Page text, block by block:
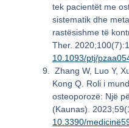
tek pacientët me
sistematik dhe
rastësishme të
Ther.
10.1093/ptj/
Zhang W, Luo Y,
Kong Q. Roli i
osteoporozë: Një
(Kaunas).
10.3390/